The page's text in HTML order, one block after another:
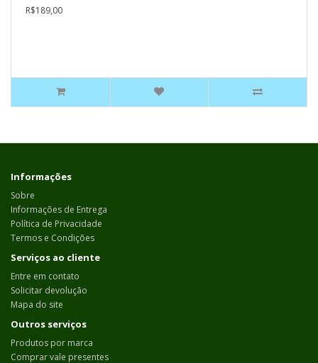
R$189,00
Informações
Sobre
Informações de Entrega
Política de Privacidade
Termos e Condições
Serviços ao cliente
Entre em contato
Solicitar devolução
Mapa do site
Outros serviços
Produtos por marca
Comprar vale presentes